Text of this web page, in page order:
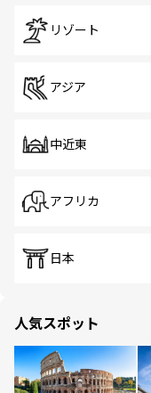
リゾート
アジア
中近東
アフリカ
日本
人気スポット